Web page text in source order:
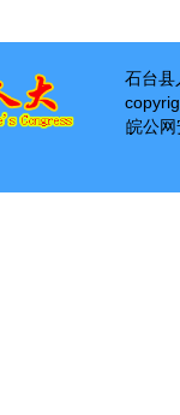
石台县
皖公